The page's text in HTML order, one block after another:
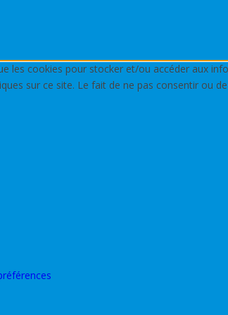
les cookies pour stocker et/ou accéder aux
sur ce site. Le fait de ne pas consentir ou